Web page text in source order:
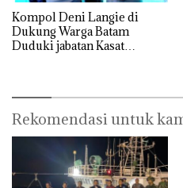
Kompol Deni Langie di
Dukung Warga Batam
Duduki jabatan Kasat
Rekomendasi untuk